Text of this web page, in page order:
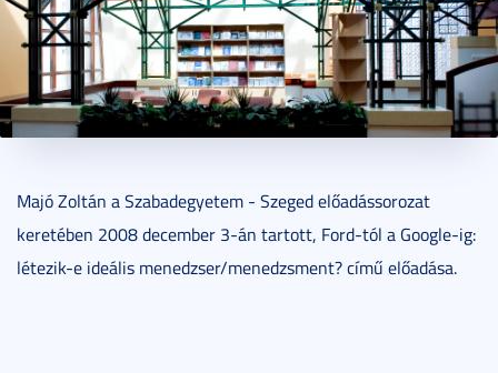
Majó Zoltán a Szabadegyetem - Szeged előadássorozat
keretében 2008 december 3-án tartott, Ford-tól a Google-ig:
létezik-e ideális menedzser/menedzsment? című előadása.